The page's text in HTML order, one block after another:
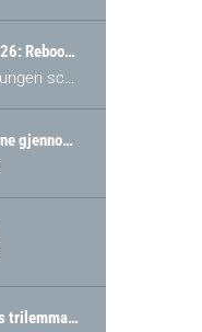
Arendalsuka Global Outlook 2026: Rebooting Democracy for a New World Order
Arendal Kulturhus, Store Torungen scene
Arendalsuka: Kutter vi utslippene gjennom omstilling – eller tap av industri?
Arendalsuka:Batterier i Europas trilemma: Energisikkerhet, konkurransekraft og bærekraft (Battery Norway-arrangement)